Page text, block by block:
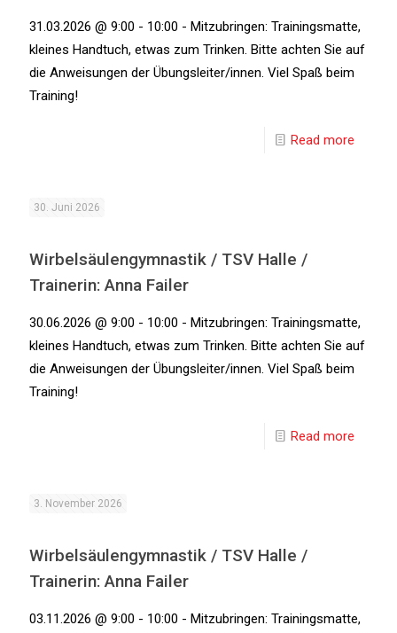
31.03.2026 @ 9:00 - 10:00 - Mitzubringen: Trainingsmatte,
kleines Handtuch, etwas zum Trinken. Bitte achten Sie auf
die Anweisungen der Übungsleiter/innen. Viel Spaß beim
Training!
Read more
30. Juni 2026
Wirbelsäulengymnastik / TSV Halle /
Trainerin: Anna Failer
30.06.2026 @ 9:00 - 10:00 - Mitzubringen: Trainingsmatte,
kleines Handtuch, etwas zum Trinken. Bitte achten Sie auf
die Anweisungen der Übungsleiter/innen. Viel Spaß beim
Training!
Read more
3. November 2026
Wirbelsäulengymnastik / TSV Halle /
Trainerin: Anna Failer
03.11.2026 @ 9:00 - 10:00 - Mitzubringen: Trainingsmatte,